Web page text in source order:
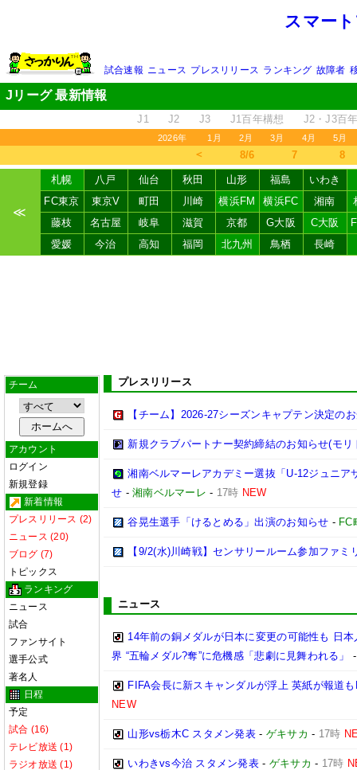
スマー
試合速報 ニュース プレスリリース ランキング 故障者
Jリーグ 最新情報
J1 J2 J3 J1百年構想 J2・J3百
2026年 1月 2月 3月 4月 5月
＜ 8/6 7 8
≪
札幌 八戸 仙台 秋田 山形 福島
いわき
FC東京
東京V 町田 川崎 横浜FM 横浜FC 湘南
藤枝
名古屋 岐阜 滋賀 京都 G大阪 C大阪
愛媛
今治 高知 福岡 北九州 鳥栖 長崎
チーム
アカウント
ログイン
新規登録
新着情報
プレスリリース (2)
ニュース (20)
ブログ (7)
トピックス
ランキング
ニュース
試合
ファンサイト
選手公式
著名人
日程
予定
試合 (16)
テレビ放送 (1)
ラジオ放送 (1)
プレスリリース
【チーム】2026-27シーズンキャプテン決定の
新規クラブパートナー契約締結のお知らせ(モ
湘南ベルマーレアカデミー選抜「U-12ジュニ
せ -湘南ベルマーレ - 17時 NEW
谷晃生選手「けるとめる」出演のお知らせ - FC
【9/2(水)川崎戦】センサリールーム参加ファミ
ニュース
14年前の銅メダルが日本に変更の可能性も 日
界 “五輪メダル?奪”に危機感「悲劇に見舞われる」
FIFA会長に新スキャンダルが浮上 英紙が報道
NEW
山形vs栃木C スタメン発表 - ゲキサカ - 17時
いわきvs今治 スタメン発表 - ゲキサカ - 17時